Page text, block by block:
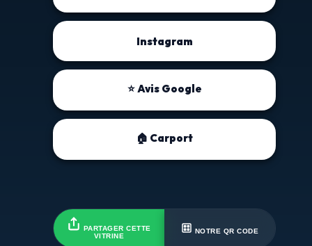
Instagram
⭐ Avis Google
🏠 Carport
PARTAGER CETTE
VITRINE
NOTRE QR CODE